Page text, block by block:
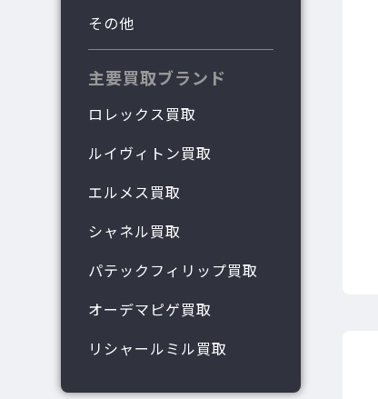
その他
主要買取ブランド
ロレックス買取
ルイヴィトン買取
エルメス買取
シャネル買取
パテックフィリップ買取
オーデマピゲ買取
リシャールミル買取